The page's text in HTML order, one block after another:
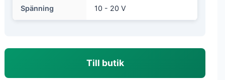
Spänning 10 - 20 V
Till butik